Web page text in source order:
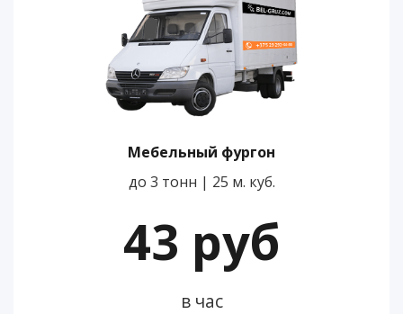
Мебельный фургон
до 3 тонн | 25 м. куб.
43 руб
в час